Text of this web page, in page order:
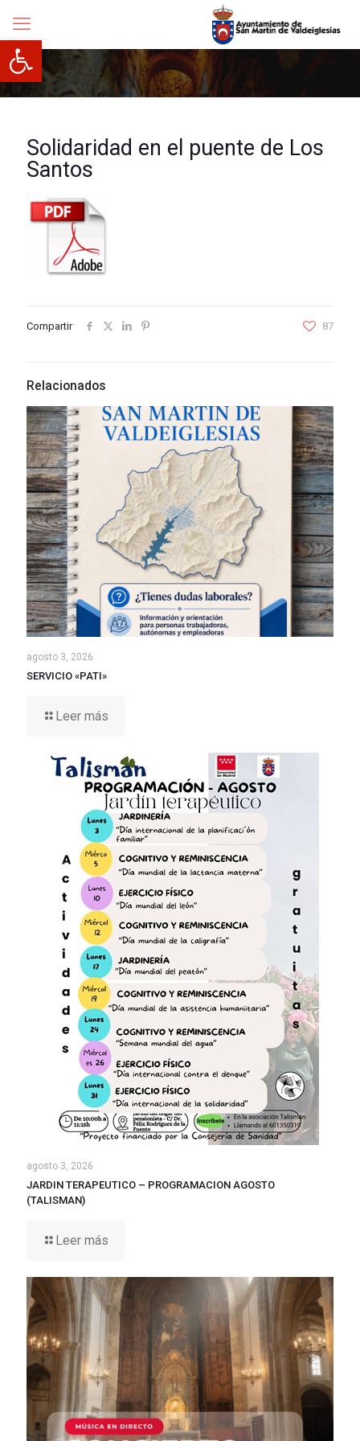
Abrir barra de herramientas
Solidaridad en el puente de Los
Santos
Compartir 87
Relacionados
agosto 3, 2026
SERVICIO «PATI»
Leer más
agosto 3, 2026
JARDIN TERAPEUTICO – PROGRAMACION AGOSTO
(TALISMAN)
Leer más